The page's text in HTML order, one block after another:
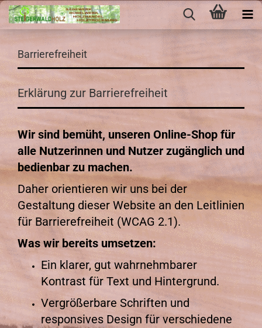
Barrierefreiheit
Erklärung zur Barrierefreiheit
Wir sind bemüht, unseren Online-Shop für
alle Nutzerinnen und Nutzer zugänglich und
bedienbar zu machen.
Daher orientieren wir uns bei der
Gestaltung dieser Website an den Leitlinien
für Barrierefreiheit (WCAG 2.1).
Was wir bereits umsetzen:
Ein klarer, gut wahrnehmbarer
Kontrast für Text und Hintergrund.
Vergrößerbare Schriften und
responsives Design für verschiedene